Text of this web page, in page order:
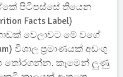
පිටිපස්සේ තියෙන
Facts Label)
වෙලාවට මේ වගේ
විශාල ප්‍රමාණයක් අඩංගු
තෝරගන්න. කෑමෙන් ලුණු